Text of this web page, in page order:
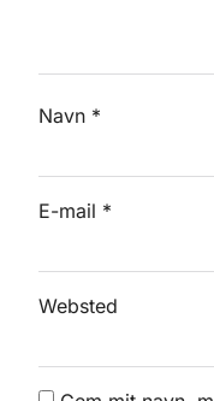
Navn *
E-mail *
Websted